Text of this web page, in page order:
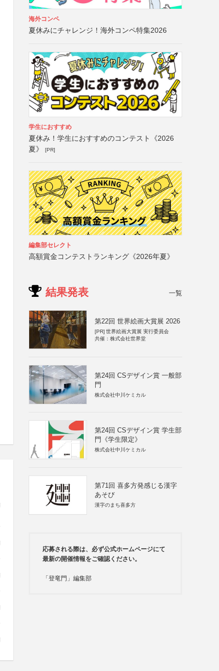
海外コンペ
夏休みにチャレンジ！海外コンペ特集2026
学生におすすめ
夏休み！学生におすすめのコンテスト《2026
夏》
[PR]
編集部セレクト
高額賞金コンテストランキング《2026年夏》
結果発表 一覧
第22回 世界絵画大賞展 2026
[PR] 世界絵画大賞展 実行委員会
共催：株式会社世界堂
第24回 CSデザイン賞 一般部
門
株式会社中川ケミカル
第24回 CSデザイン賞 学生部
門《学生限定》
株式会社中川ケミカル
第71回 喜多方発感じる漢字
あそび
漢字のまち喜多方
応募される際は、必ず公式ホームページにて
最新の開催情報をご確認ください。
「登竜門」編集部